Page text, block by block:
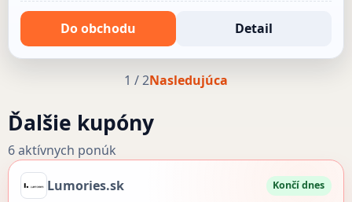
Do obchodu Detail
1 / 2Nasledujúca
Ďalšie kupóny
6 aktívnych ponúk
Lumories.sk Končí dnes